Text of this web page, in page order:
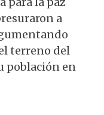
a
terreno del
población en